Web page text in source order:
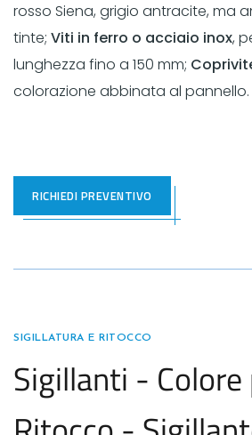
rosso Siena, grigio antracite, ma
tinte; Viti in ferro o acciaio inox,
lunghezza fino a 150 mm;
colorazione abbinata al pannello.
RICHIEDI PREVENTIVO
SIGILLATURA E RITOCCO
Sigillanti - Colore